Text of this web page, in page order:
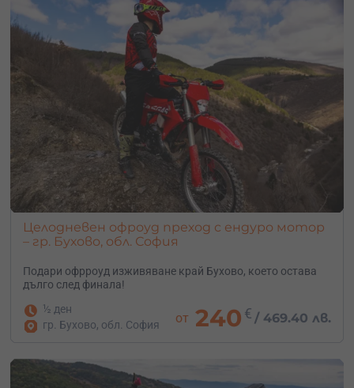
Целодневен офроуд преход с ендуро мотор
– гр. Бухово, обл. София
Подари офрроуд изживяване край Бухово, което остава
дълго след финала!
½ ден
гр. Бухово, обл. София
от 240 € /469.40 лв.